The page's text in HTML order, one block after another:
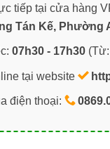
tiếp tại cửa hàng
Tán Kế, Phường
07h30 - 17h30(Từ:
tại website
điện thoại: